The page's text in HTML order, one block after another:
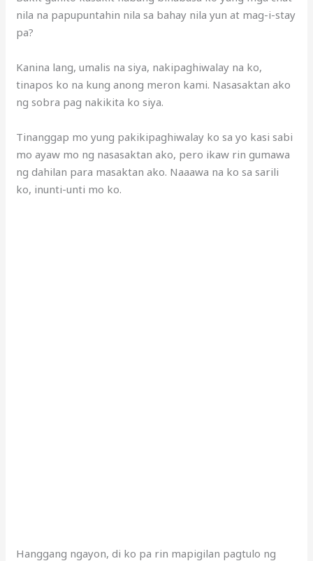
nila na papupuntahin nila sa bahay nila yun at mag-i-stay
pa?
Kanina lang, umalis na siya, nakipaghiwalay na ko,
tinapos ko na kung anong meron kami. Nasasaktan ako
ng sobra pag nakikita ko siya.
Tinanggap mo yung pakikipaghiwalay ko sa yo kasi sabi
mo ayaw mo ng nasasaktan ako, pero ikaw rin gumawa
ng dahilan para masaktan ako. Naaawa na ko sa sarili
ko, inunti-unti mo ko.
Hanggang ngayon, di ko pa rin mapigilan pagtulo ng